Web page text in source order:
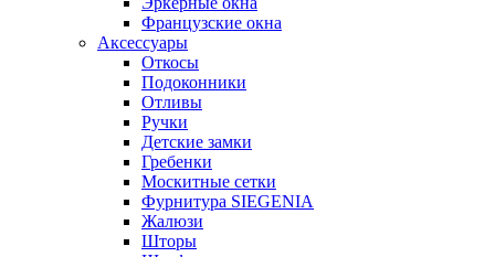
Французские окна
Аксессуары
Откосы
Подоконники
Отливы
Ручки
Детские замки
Гребенки
Москитные сетки
Фурнитура SIEGENIA
Жалюзи
Шторы